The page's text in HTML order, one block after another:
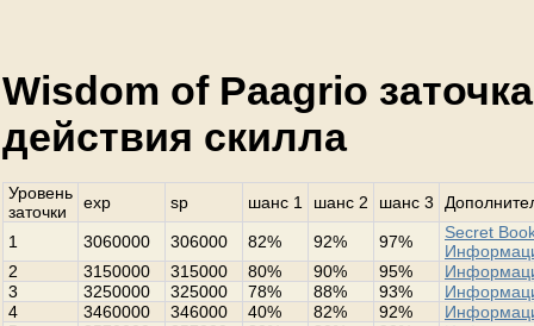
Wisdom of Paagrio
действия скилла
Уровень
заточки
exp sp шанс 1 шанс 2 шанс 3
1 3060000 306000 82% 92% 97%
Secret
2
3150000 315000 80% 90% 95%
3
3250000 325000 78% 88% 93%
4
3460000 346000 40% 82% 92%